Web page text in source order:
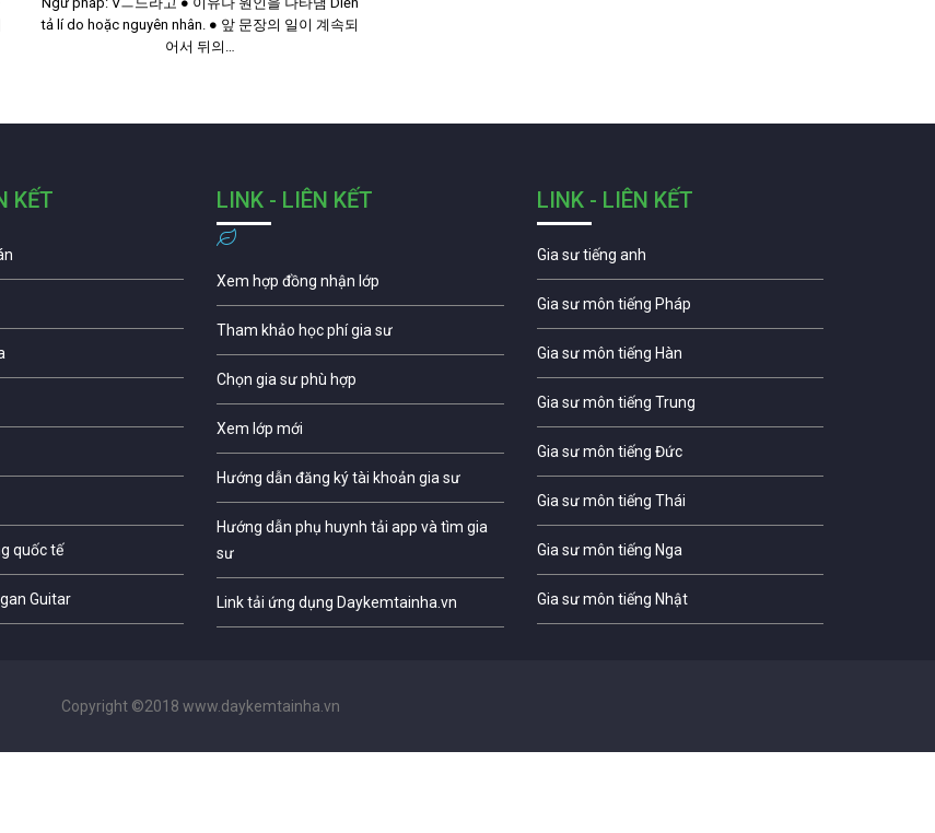
tả lí do hoặc nguyên nhân. ● 앞 문장의 일이 계속되
어서 뒤의…
KẾT
quốc tế
Guitar
LINK - LIÊN KẾT
Xem hợp đồng nhận lớp
Tham khảo học phí gia sư
Chọn gia sư phù hợp
Xem lớp mới
Hướng dẫn đăng ký tài khoản gia sư
Hướng dẫn phụ huynh tải app và tìm gia
sư
Link tải ứng dụng Daykemtainha.vn
LINK - LIÊN KẾT
Gia sư tiếng anh
Gia sư môn tiếng Pháp
Gia sư môn tiếng Hàn
Gia sư môn tiếng Trung
Gia sư môn tiếng Đức
Gia sư môn tiếng Thái
Gia sư môn tiếng Nga
Gia sư môn tiếng Nhật
Copyright ©2018 www.daykemtainha.vn